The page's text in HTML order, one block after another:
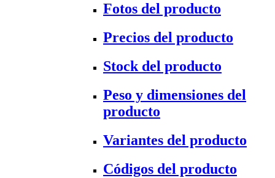
Fotos del producto
Precios del producto
Stock del producto
Peso y dimensiones del
producto
Variantes del producto
Códigos del producto